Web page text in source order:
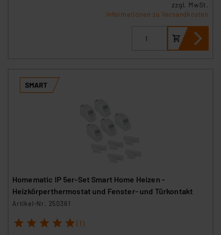
zzgl. MwSt.
Informationen zu Versandkosten
Homematic IP 5er-Set Smart Home Heizen -
Heizkörperthermostat und Fenster- und Türkontakt
Artikel-Nr. 250361
1 2 3 4 5 (1)